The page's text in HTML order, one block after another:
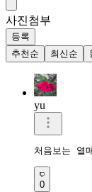
사진첨부
등록
추천순
최신순
yu
처음보는 열
0